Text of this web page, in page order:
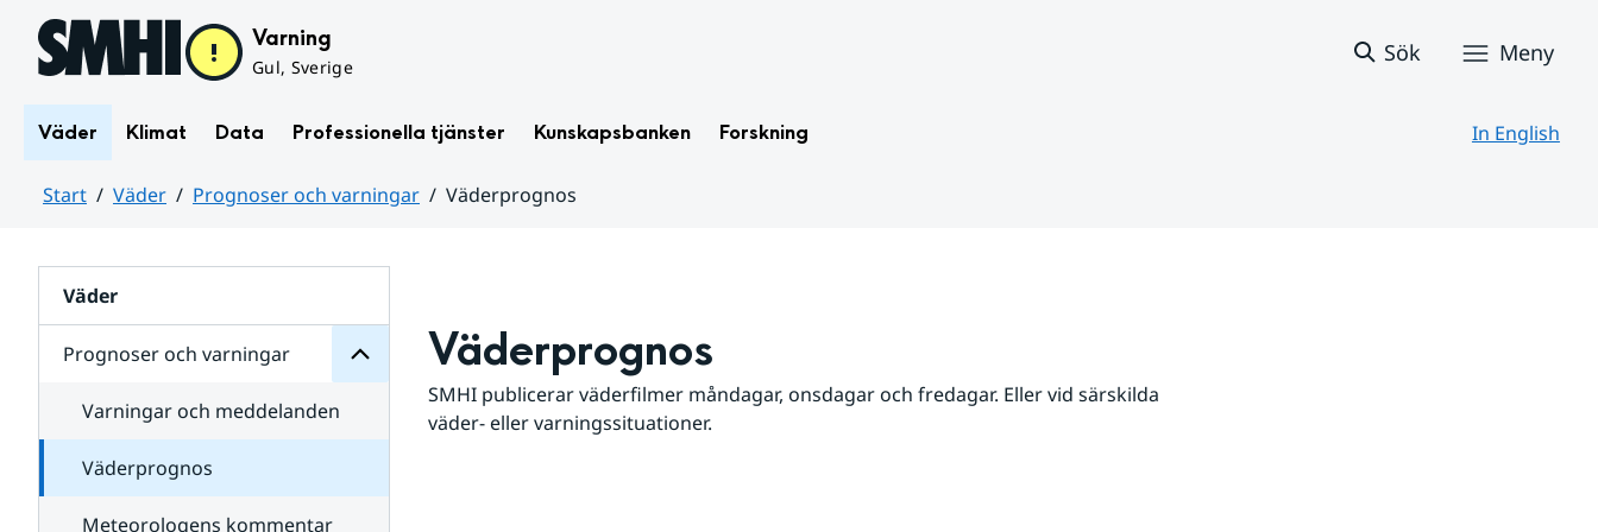
Hoppa till sidans innehåll Varning
Gul, Sverige
Sök Meny
Väder Klimat Data Professionella tjänster Kunskapsbanken Forskning In English
Start Väder Prognoser och varningar
Väderprognos
Väder
Prognoser och varningar
för
varningar
Varningar och meddelanden
Väderprognos
Meteorologens kommentar
Väderprognos
SMHI publicerar väderfilmer måndagar, onsdagar och fredagar. Eller vid särskilda
väder- eller varningssituationer.